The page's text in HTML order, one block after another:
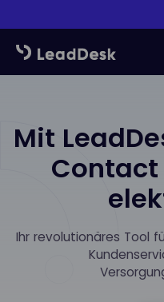
Mit
Ihr revolutionäres Tool